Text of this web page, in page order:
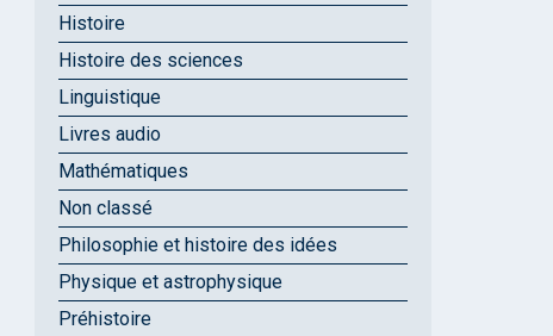
Histoire
Histoire des sciences
Linguistique
Livres audio
Mathématiques
Non classé
Philosophie et histoire des idées
Physique et astrophysique
Préhistoire